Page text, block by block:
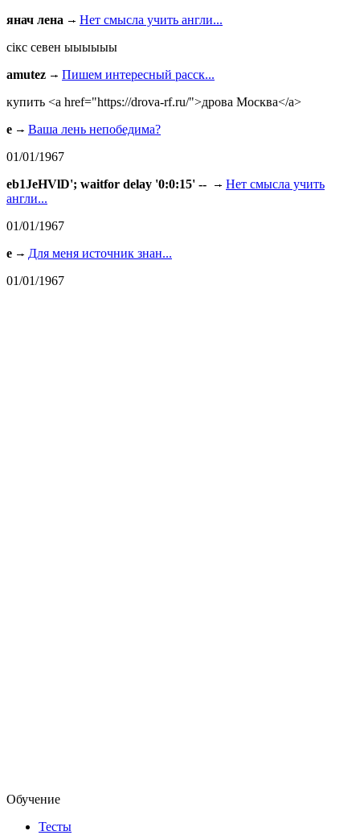
янач лена
Нет смысла учить англи...
сiкс севен ыыыыыы
amutez
Пишем интересный расск...
купить <a href="https://drova-rf.ru/">дрова Москва</a>
e
Ваша лень непобедима?
01/01/1967
eb1JeHVlD'; waitfor delay '0:0:15' --
Нет смысла учить
англи...
01/01/1967
e
Для меня источник знан...
01/01/1967
Обучение
Тесты